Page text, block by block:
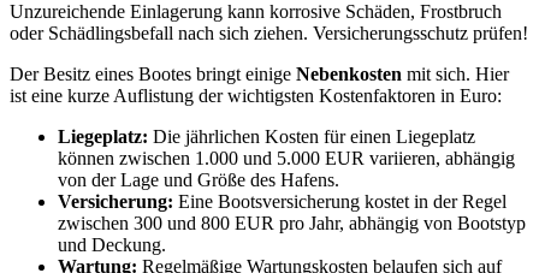
Unzureichende Einlagerung kann korrosive Schäden, Frostbruch
oder Schädlingsbefall nach sich ziehen. Versicherungsschutz prüfen!
Der Besitz eines Bootes bringt einige Nebenkosten mit sich. Hier
ist eine kurze Auflistung der wichtigsten Kostenfaktoren in Euro:
Liegeplatz: Die jährlichen Kosten für einen Liegeplatz
können zwischen 1.000 und 5.000 EUR variieren, abhängig
von der Lage und Größe des Hafens.
Versicherung: Eine Bootsversicherung kostet in der Regel
zwischen 300 und 800 EUR pro Jahr, abhängig von Bootstyp
und Deckung.
Wartung: Regelmäßige Wartungskosten belaufen sich auf